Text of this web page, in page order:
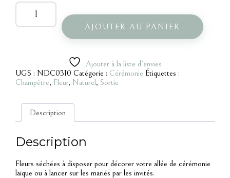
quantité
Fleurs
AJOUTER AU PANIER
Ajouter à la liste d’envies
UGS : NDC0310 Catégorie : Cérémonie Étiquettes :
Champêtre, Fleur, Naturel, Sortie
Description
Description
Fleurs séchées à disposer pour décorer votre allée de cérémonie
laïque ou à lancer sur les mariés par les invités.